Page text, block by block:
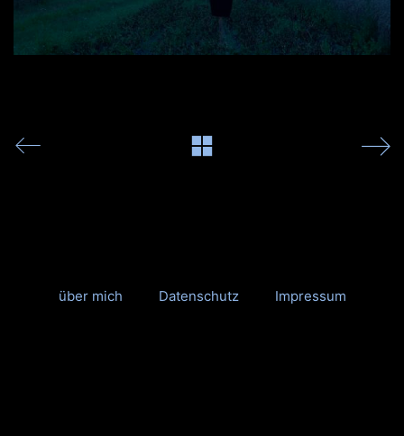
über mich Datenschutz Impressum